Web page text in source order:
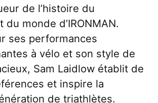
de l’histoire du
du monde d’IRONMAN.
ses performances
à vélo et son style de
Sam Laidlow établit de
et inspire la
de triathlètes.